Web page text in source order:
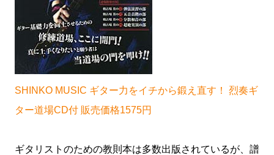
SHINKO MUSIC ギター力をイチから鍛え直す！ 烈奏ギ
ター道場CD付 販売価格1575円
ギタリストのための教則本は多数出版されているが、譜